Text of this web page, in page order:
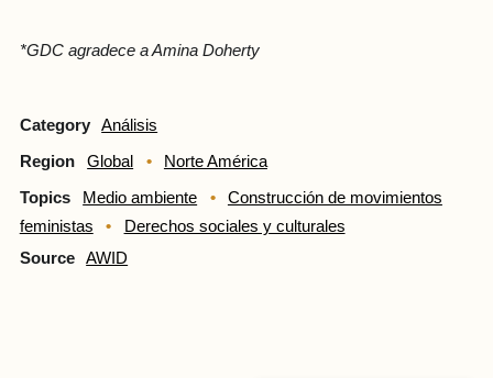
*GDC agradece a Amina Doherty
Category Análisis
Region Global Norte América
Topics Medio ambiente
Construcción de movimientos
feministas
Derechos sociales y culturales
Source
AWID